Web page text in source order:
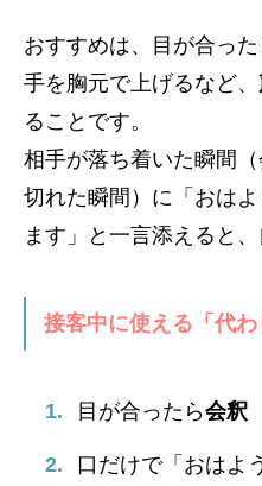
おすすめは、目が合っ
手を胸元で上げるなど、
ることです。
相手が落ち着いた瞬間
切れた瞬間）に「おは
ます」と一言添えると
接客中に使える「代
目が合ったら会釈
口だけで「おはよ